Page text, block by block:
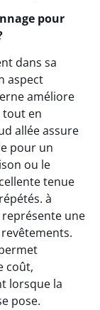
pour
dans sa
aspect
améliore
tout en
allée assure
pour un
ou le
tenue
à
représente une
coût,
lorsque la
pose.